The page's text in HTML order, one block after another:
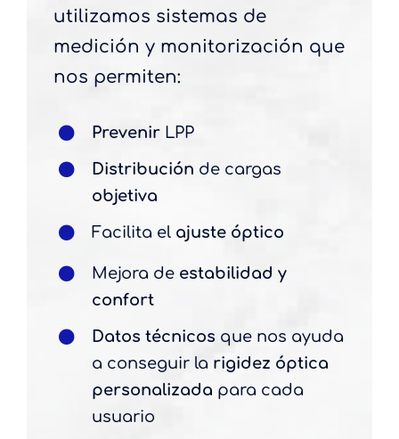
utilizamos sistemas de
medición y monitorización que
nos permiten:
Prevenir LPP
Distribución de cargas
objetiva
Facilita el ajuste óptico
Mejora de estabilidad y
confort
Datos técnicos que nos ayuda
a conseguir la rigidez óptica
personalizada para cada
usuario